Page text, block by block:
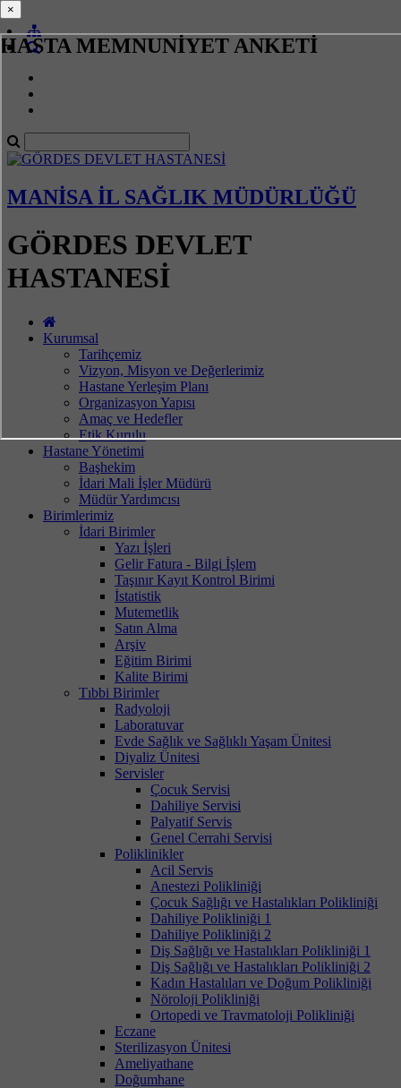
HASTA MEMNUNİYET ANKETİ
MANİSA İL SAĞLIK MÜDÜRLÜĞÜ
GÖRDES DEVLET
HASTANESİ
Kurumsal
Tarihçemiz
Vizyon, Misyon ve Değerlerimiz
Hastane Yerleşim Planı
Organizasyon Yapısı
Amaç ve Hedefler
Etik Kurulu
Hastane Yönetimi
Başhekim
İdari Mali İşler Müdürü
Müdür Yardımcısı
Birimlerimiz
İdari Birimler
Yazı İşleri
Gelir Fatura - Bilgi İşlem
Taşınır Kayıt Kontrol Birimi
İstatistik
Mutemetlik
Satın Alma
Arşiv
Eğitim Birimi
Kalite Birimi
Tıbbi Birimler
Radyoloji
Laboratuvar
Evde Sağlık ve Sağlıklı Yaşam Ünitesi
Diyaliz Ünitesi
Servisler
Çocuk Servisi
Dahiliye Servisi
Palyatif Servis
Genel Cerrahi Servisi
Poliklinikler
Acil Servis
Anestezi Polikliniği
Çocuk Sağlığı ve Hastalıkları Polikliniği
Dahiliye Polikliniği 1
Dahiliye Polikliniği 2
Diş Sağlığı ve Hastalıkları Polikliniği 1
Diş Sağlığı ve Hastalıkları Polikliniği 2
Kadın Hastalıları ve Doğum Polikliniği
Nöroloji Polikliniği
Ortopedi ve Travmatoloji Polikliniği
Eczane
Sterilizasyon Ünitesi
Ameliyathane
Doğumhane
×